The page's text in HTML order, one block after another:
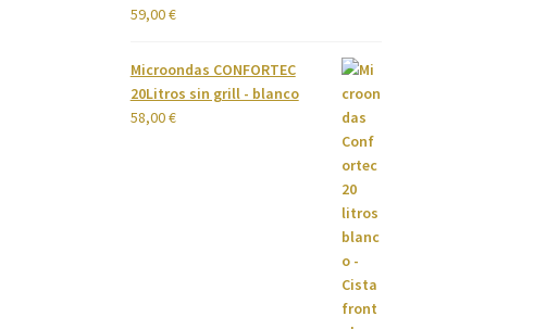
Valorado
59,00€
Microondas CONFORTEC
20Litros sin grill - blanco
58,00€